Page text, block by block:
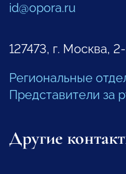
id@opora.ru
127473, г. Москва,
Региональные
Представители за
Другие